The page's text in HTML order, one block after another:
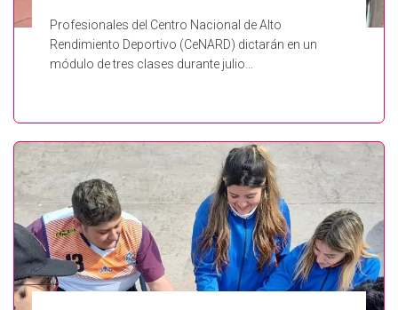
Profesionales del Centro Nacional de Alto
Rendimiento Deportivo (CeNARD) dictarán en un
módulo de tres clases durante julio…